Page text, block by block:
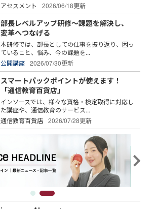
アセスメント
2026/06/18更新
部長レベルアップ研修～課題を解決し、
変革へつなげる
本研修では、部長としての仕事を振り返り、困っ
ていること、悩み、今の課題を...
公開講座
2026/07/30更新
スマートパックポイントが使えます！
「通信教育百貨店」
インソースでは、様々な資格・検定取得に対応し
た講座や、通信教育のサービス...
通信教育百貨店
2026/07/28更新